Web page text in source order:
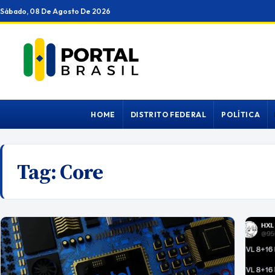
Ir
para
conteúdo
Sábado, 08 De Agosto De 2026
HOME DISTRITO FEDERAL POLÍTICA
Tag:Core